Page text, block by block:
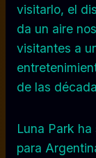
visitarlo, el
da un aire
visitantes a
de las
Luna Park
para